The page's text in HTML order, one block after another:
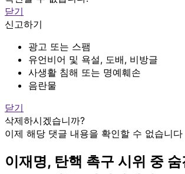
닫기
신고하기
광고 또는 스팸
유언비어 및 욕설, 도배, 비방글
사생활 침해 또는 명예훼손
음란물
닫기
삭제하시겠습니까?
이제 해당 댓글 내용을 확인할 수 없습니다
이재명, 탄핵 촉구 시위 중